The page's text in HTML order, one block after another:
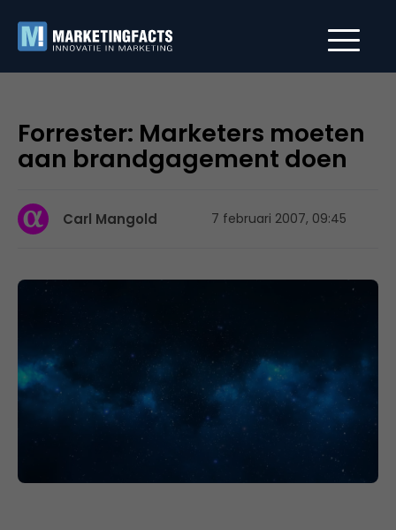
Forrester: Marketers moeten
aan brandgagement doen
Carl Mangold 7 februari 2007, 09:45